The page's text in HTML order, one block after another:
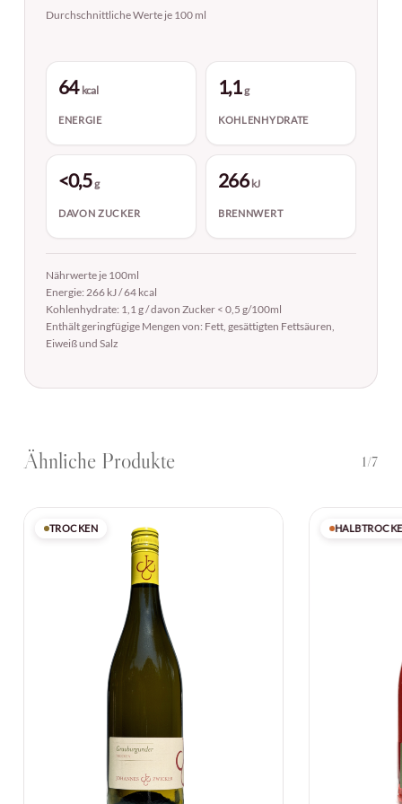
Durchschnittliche Werte je 100 ml
64 kcal
ENERGIE
1,1g
KOHLENHYDRATE
<0,5g
DAVON ZUCKER
266kJ
BRENNWERT
Nährwerte je 100ml
Energie: 266 kJ / 64 kcal
Kohlenhydrate: 1,1 g / davon Zucker < 0,5 g/100ml
Enthält geringfügige Mengen von: Fett, gesättigten Fettsäuren,
Eiweiß und Salz
Ähnliche Produkte 1/7
TROCKEN